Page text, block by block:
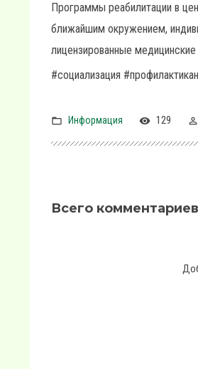
Программы реабилитации в
ближайшим окружением,
лицензированные
#социализация
Информация 129
Всего комментариев